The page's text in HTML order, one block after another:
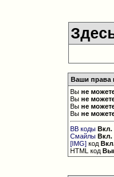
Ваши права
Выне
Выне
Выне
Выне
BB коды Вкл.
Смайлы Вкл.
[IMG] код
HTML код